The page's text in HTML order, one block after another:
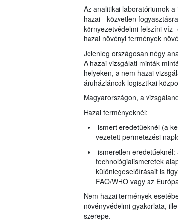
Az analitikai laboratóriumok
hazai - közvetlen
környezetvédelmi felszíni
hazai növényi termények
Jelenleg országosan négy
A hazai vizsgálati minták
helyeken, a nem hazai
áruházláncok logisztikai
Magyarországon, a
Hazai terményeknél:
ismert eredetűeknél (a
vezetett permetezési
ismeretlen
technológiaiismeretek
különlegeselőírásait is
FAO/WHO vagy az
Nem hazai termények
növényvédelmi gyakorlata,
szerepe.